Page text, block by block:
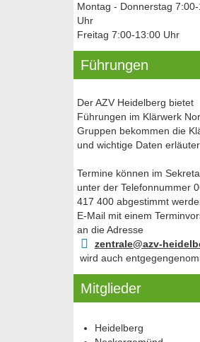
Montag - Donnerstag
Uhr
Freitag 7:00-13:00 Uhr
Führungen
Der AZV Heidelberg bietet
Führungen im Klärwerk
Gruppen bekommen die
und wichtige Daten
Termine können im
unter der Telefonnummer
417 400 abgestimmt
E-Mail mit einem
an die Adresse
zentrale@azv-
wird auch
Mitglieder
Heidelberg